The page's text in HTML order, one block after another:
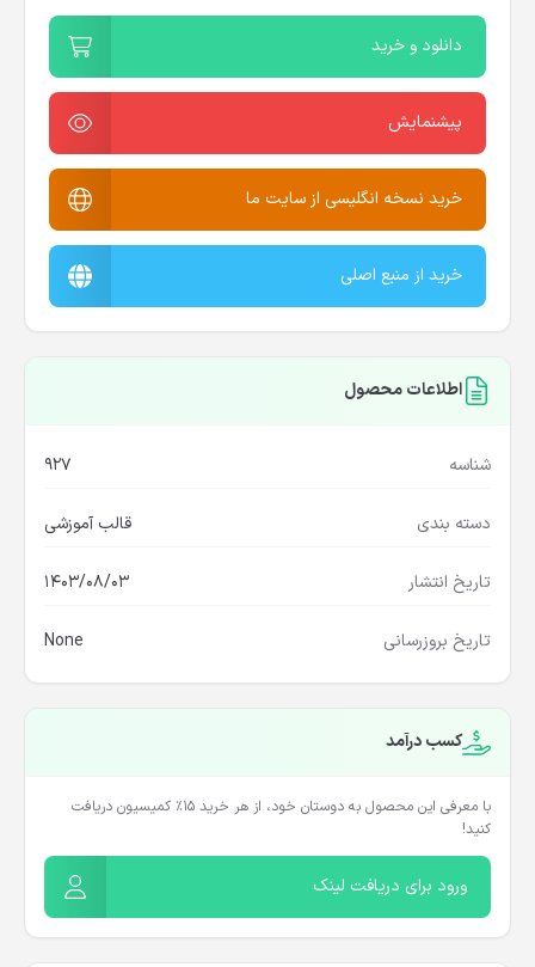
دانلود و خرید
پیشنمایش
خرید نسخه انگلیسی از سایت ما
خرید از منبع اصلی
اطلاعات محصول
شناسه 927
دسته بندی قالب آموزشی
تاریخ انتشار 1403/08/03
تاریخ بروزرسانی None
کسب درآمد
با معرفی این محصول به دوستان خود، از هر خرید ۱۵٪ کمیسیون دریافت
کنید!
ورود برای دریافت لینک